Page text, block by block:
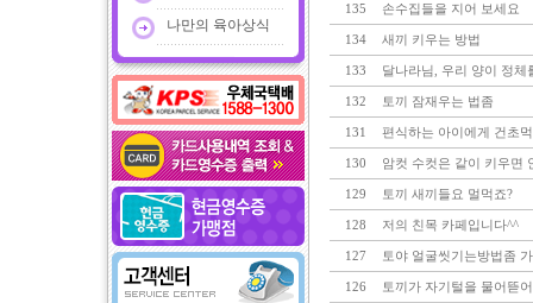
나만의 육아상식
135 손수집들을 지어 보세요
134 새끼 키우는 방법
133 달나라님, 우리 양이 정체
132 토끼 잠재우는 법좀
131 편식하는 아이에게 건초
130 암컷 수컷은 같이 키우면
129 토끼 새끼들요 멀먹죠?
128 저의 친목 카페입니다^^
127 토야 얼굴씻기는방법좀
126 토끼가 자기털을 물어뜯